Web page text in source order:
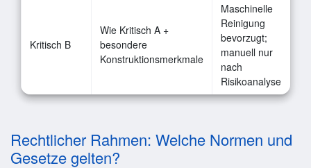
Kritisch B
Wie Kritisch A +
besondere
Konstruktionsmerkmale
Maschinelle
Reinigung
bevorzugt;
manuell nur
nach
Risikoanalyse
Rechtlicher Rahmen: Welche Normen und
Gesetze gelten?